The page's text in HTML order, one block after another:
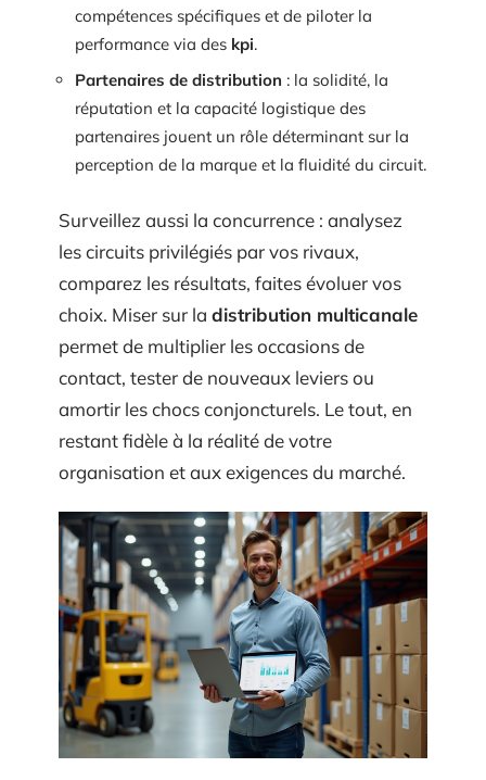
compétences spécifiques et de piloter la
performance via des kpi.
Partenaires de distribution : la solidité, la
réputation et la capacité logistique des
partenaires jouent un rôle déterminant sur la
perception de la marque et la fluidité du circuit.
Surveillez aussi la concurrence : analysez
les circuits privilégiés par vos rivaux,
comparez les résultats, faites évoluer vos
choix. Miser sur la distribution multicanale
permet de multiplier les occasions de
contact, tester de nouveaux leviers ou
amortir les chocs conjoncturels. Le tout, en
restant fidèle à la réalité de votre
organisation et aux exigences du marché.